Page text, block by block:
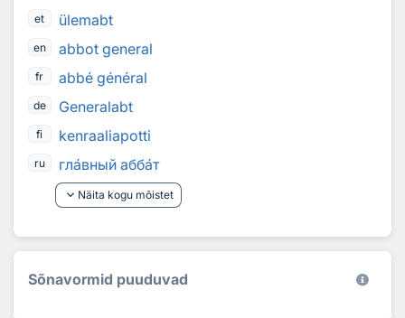
et ülemabt
en abbot general
fr abbé général
de Generalabt
fi kenraaliapotti
ru главный аббат
keyboard_arrow_down Näita kogu mõistet
Sõnavormid puuduvad